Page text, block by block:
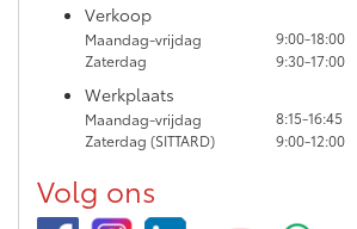
Verkoop
Maandag-vrijdag
9:00-18:00
Zaterdag
9:30-17:00
Werkplaats
Maandag-vrijdag
8:15-16:45
Zaterdag (SITTARD)
9:00-12:00
Volg ons